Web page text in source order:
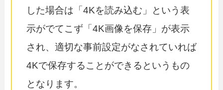
した場合は「4Kを読み込む」という表
示がでてこず「4K画像を保存」が表示
され、適切な事前設定がなされていれば
4Kで保存することができるというもの
となります。